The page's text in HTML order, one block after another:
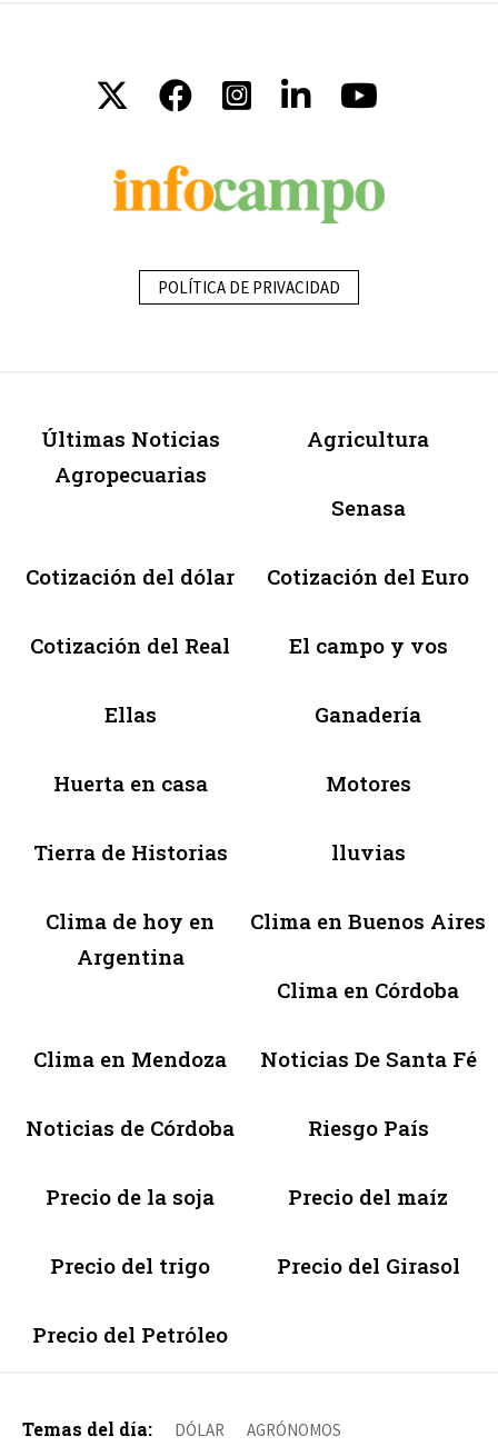
POLÍTICA DE PRIVACIDAD
Últimas Noticias
Agropecuarias
Agricultura
Senasa
Cotización del dólar Cotización del Euro
Cotización del Real El campo y vos
Ellas Ganadería
Huerta en casa Motores
Tierra de Historias lluvias
Clima de hoy en
Argentina
Clima en Buenos Aires
Clima en Córdoba
Clima en Mendoza Noticias De Santa Fé
Noticias de Córdoba Riesgo País
Precio de la soja Precio del maíz
Precio del trigo Precio del Girasol
Precio del Petróleo
Temas del día: DÓLAR AGRÓNOMOS